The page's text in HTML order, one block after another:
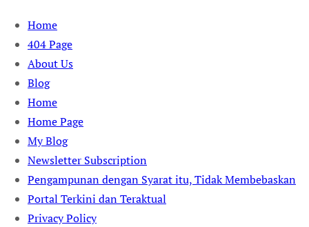
Skip
content
Home
404 Page
About Us
Blog
Home
Home Page
My Blog
Newsletter Subscription
Pengampunan dengan Syarat itu, Tidak Membebaskan
Portal Terkini dan Teraktual
Privacy Policy